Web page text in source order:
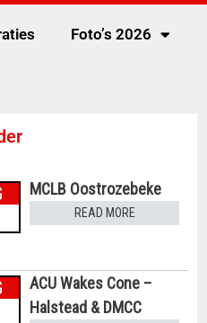
Foto’s 2026
MCLB Oostrozebeke
READ MORE
ACU Wakes Cone –
Halstead & DMCC